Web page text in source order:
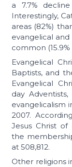
a 7.7%
Interestingly,
areas (82%)
evangelical
common
Evangelical
Baptists, and
Evangelical
day
evangelicalism
2007.
Jesus Christ of
the
at 508,812.
Other religions